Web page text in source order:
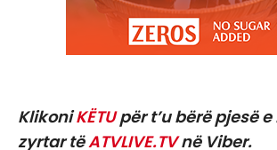
KlikoniKËTUpër t’u bërë pjesë
zyrtar tëATVLIVE.TVnë Viber.